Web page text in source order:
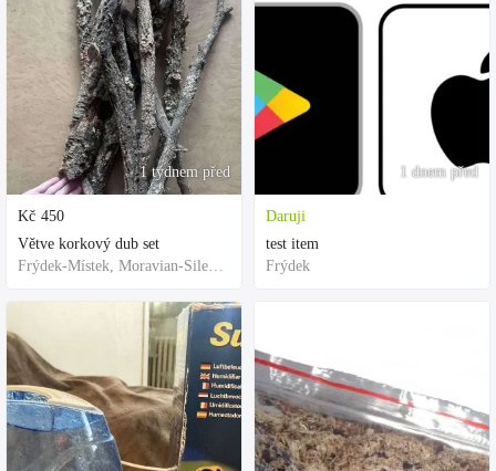
1 týdnem před
Kč 450
Větve korkový dub set
Frýdek-Místek, Moravian-Silesian Region,Others
1 dnem před
Daruji
test item
Frýdek